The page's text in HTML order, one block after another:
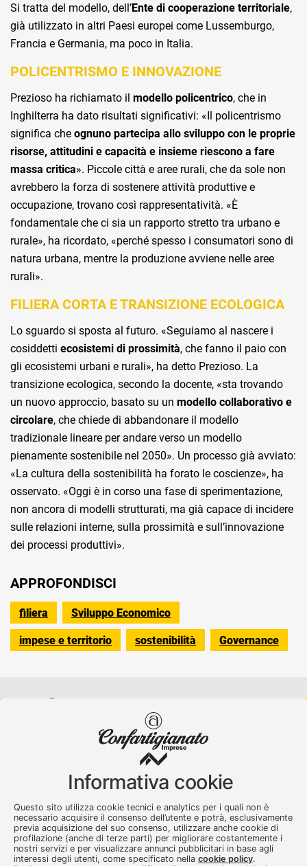
Si tratta del modello, dell’Ente di cooperazione territoriale,
già utilizzato in altri Paesi europei come Lussemburgo,
Francia e Germania, ma poco in Italia.
POLICENTRISMO E INNOVAZIONE
Prezioso ha richiamato il modello policentrico, che in
Inghilterra ha dato risultati significativi: «Il policentrismo
significa che ognuno partecipa allo sviluppo con le proprie
risorse, attitudini e capacità e insieme riescono a fare
massa critica». Piccole città e aree rurali, che da sole non
avrebbero la forza di sostenere attività produttive e
occupazione, trovano così rappresentatività. «È
fondamentale che ci sia un rapporto stretto tra urbano e
rurale», ha ricordato, «perché spesso i consumatori sono di
natura urbana, mentre la produzione avviene nelle aree
rurali».
FILIERA CORTA E TRANSIZIONE ECOLOGICA
Lo sguardo si sposta al futuro. «Seguiamo al nascere i
cosiddetti ecosistemi di prossimità, che fanno il paio con
gli ecosistemi urbani e rurali», ha detto Prezioso. La
transizione ecologica, secondo la docente, «sta trovando
un nuovo approccio, basato su un modello collaborativo e
circolare, che chiede di abbandonare il modello
tradizionale lineare per andare verso un modello
pienamente sostenibile nel 2050». Un processo già avviato:
«La cultura della sostenibilità ha forato le coscienze», ha
osservato. «Oggi è in corso una fase di sperimentazione,
non ancora di modelli strutturati, ma già capace di incidere
sulle relazioni interne, sulla prossimità e sull’innovazione
dei processi produttivi».
APPROFONDISCI
filiera Sviluppo Economico
impese e territorio sostenibilità Governance
Confartigianato Imprese Varese
0332 256111-Fax. 0332 256200
artser@artser.it
© 2020 – 2026 - Confartigianato Imprese Varese - P.IVA
00449700129
Informativa cookie
Questo sito utilizza cookie tecnici e analytics per i quali non è
necessario acquisire il consenso dell’utente e potrà, esclusivamente
previa acquisizione del suo consenso, utilizzare anche cookie di
profilazione (anche di terze parti) per migliorare costantemente i
nostri servizi e per visualizzare annunci pubblicitari in base agli
interessi degli utenti, come specificato nella cookie policy.